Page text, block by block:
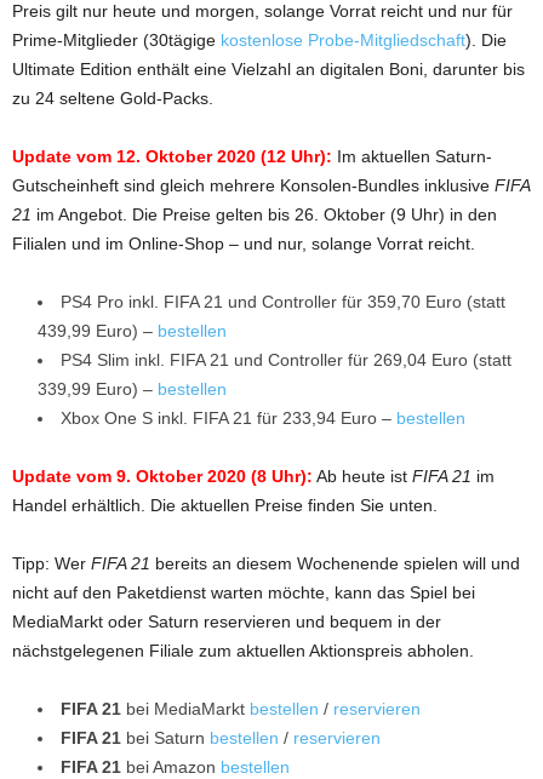
Preis gilt nur heute und morgen, solange Vorrat reicht und nur für
Prime-Mitglieder (30tägige kostenlose Probe-Mitgliedschaft). Die
Ultimate Edition enthält eine Vielzahl an digitalen Boni, darunter bis
zu 24 seltene Gold-Packs.
Update vom 12. Oktober 2020 (12 Uhr): Im aktuellen Saturn-
Gutscheinheft sind gleich mehrere Konsolen-Bundles inklusive FIFA
21 im Angebot. Die Preise gelten bis 26. Oktober (9 Uhr) in den
Filialen und im Online-Shop – und nur, solange Vorrat reicht.
PS4 Pro inkl. FIFA 21 und Controller für 359,70 Euro (statt
439,99 Euro) – bestellen
PS4 Slim inkl. FIFA 21 und Controller für 269,04 Euro (statt
339,99 Euro) – bestellen
Xbox One S inkl. FIFA 21 für 233,94 Euro – bestellen
Update vom 9. Oktober 2020 (8 Uhr): Ab heute ist FIFA 21 im
Handel erhältlich. Die aktuellen Preise finden Sie unten.
Tipp: Wer FIFA 21 bereits an diesem Wochenende spielen will und
nicht auf den Paketdienst warten möchte, kann das Spiel bei
MediaMarkt oder Saturn reservieren und bequem in der
nächstgelegenen Filiale zum aktuellen Aktionspreis abholen.
FIFA 21 bei MediaMarkt bestellen / reservieren
FIFA 21 bei Saturn bestellen / reservieren
FIFA 21 bei Amazon bestellen